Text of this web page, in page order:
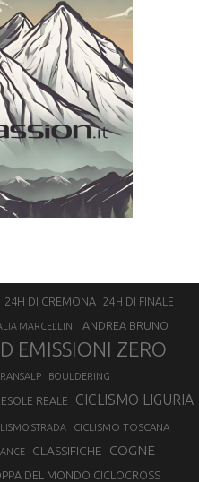
24H DI CREMONA 24H DI FINALE
MARCELLINI ANDREA BRUNO
EMISSIONI ZERO
BOULDERING
REALE CICLISMO LIGURIA
STRADA CICLISMO TOSCANA
CLASSIFICHE COGNE
DEL MONDO CICLOCROSS